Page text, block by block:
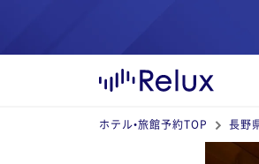
ホテル•旅館予約TOP 長野